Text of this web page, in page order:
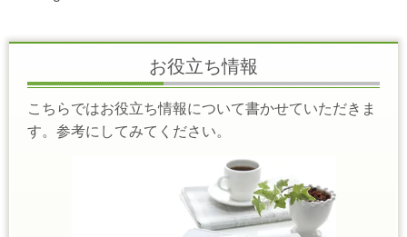
お役立ち情報
こちらではお役立ち情報について書かせていただきま
す。参考にしてみてください。